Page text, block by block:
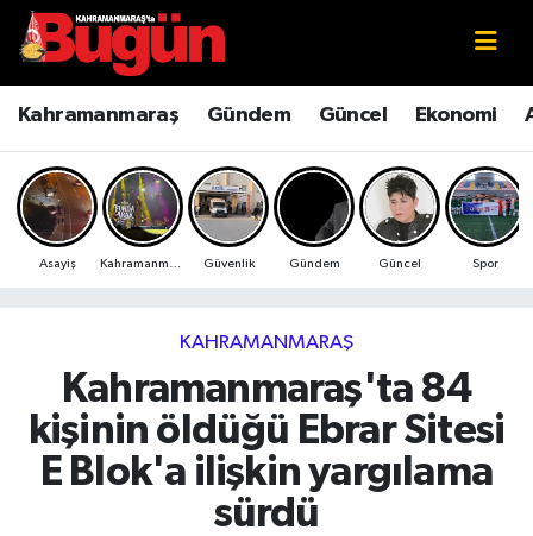
Kahramanmaraş Gündem Güncel Ekonomi
Asayiş Güvenlik Gündem Güncel Spor
KAHRAMANMARAŞ
Kahramanmaraş'ta 84
kişinin öldüğü Ebrar Sitesi
E Blok'a ilişkin yargılama
sürdü
Kahramanmaraş
Kahramanmaraş Sokak Röportajları
Bilim ve Teknoloji
Çevre
Ekonomi
Genel
Kahramanmaraş Nöbetçi Eczaneler
Kahramanmaraş Hava Durumu
Kahramanmaraş Namaz Vakitleri
Kahramanmaraş Trafik Yoğunluk Haritası
Süper Lig Puan Durumu ve Fikstür
Tüm Manşetler
Son Dakika Haberleri